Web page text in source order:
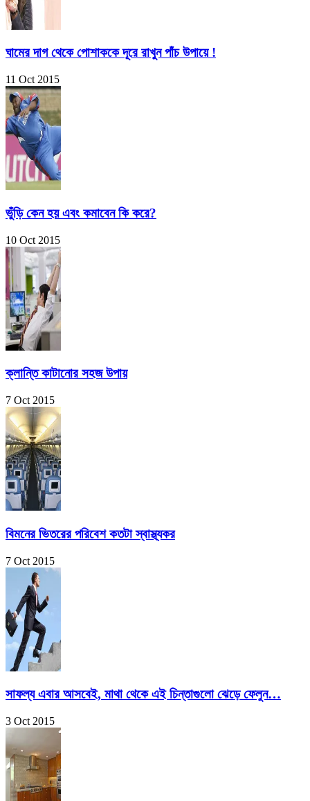
ঘামের দাগ থেকে পোশাককে দূরে রাখুন পাঁচ উপায়ে !
11 Oct 2015
ভুঁড়ি কেন হয় এবং কমাবেন কি করে?
10 Oct 2015
ক্লান্তি কাটানোর সহজ উপায়
7 Oct 2015
বিমনের ভিতরের পরিবেশ কতটা স্বাস্থ্যকর
7 Oct 2015
সাফল্য এবার আসবেই, মাথা থেকে এই চিন্তাগুলো ঝেড়ে ফেলুন…
3 Oct 2015